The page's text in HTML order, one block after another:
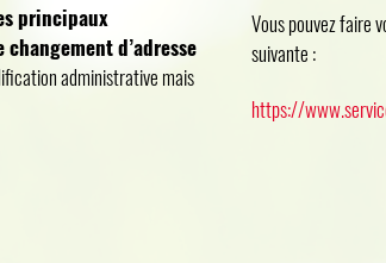
principaux
d’adresse
administrative mais
Vous pouvez faire
suivante :
https://